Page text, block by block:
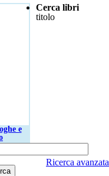
e
Cerca libri
titolo
Ricerca avanzata